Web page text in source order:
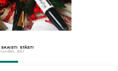
SKAISTI STĀSTI
2017